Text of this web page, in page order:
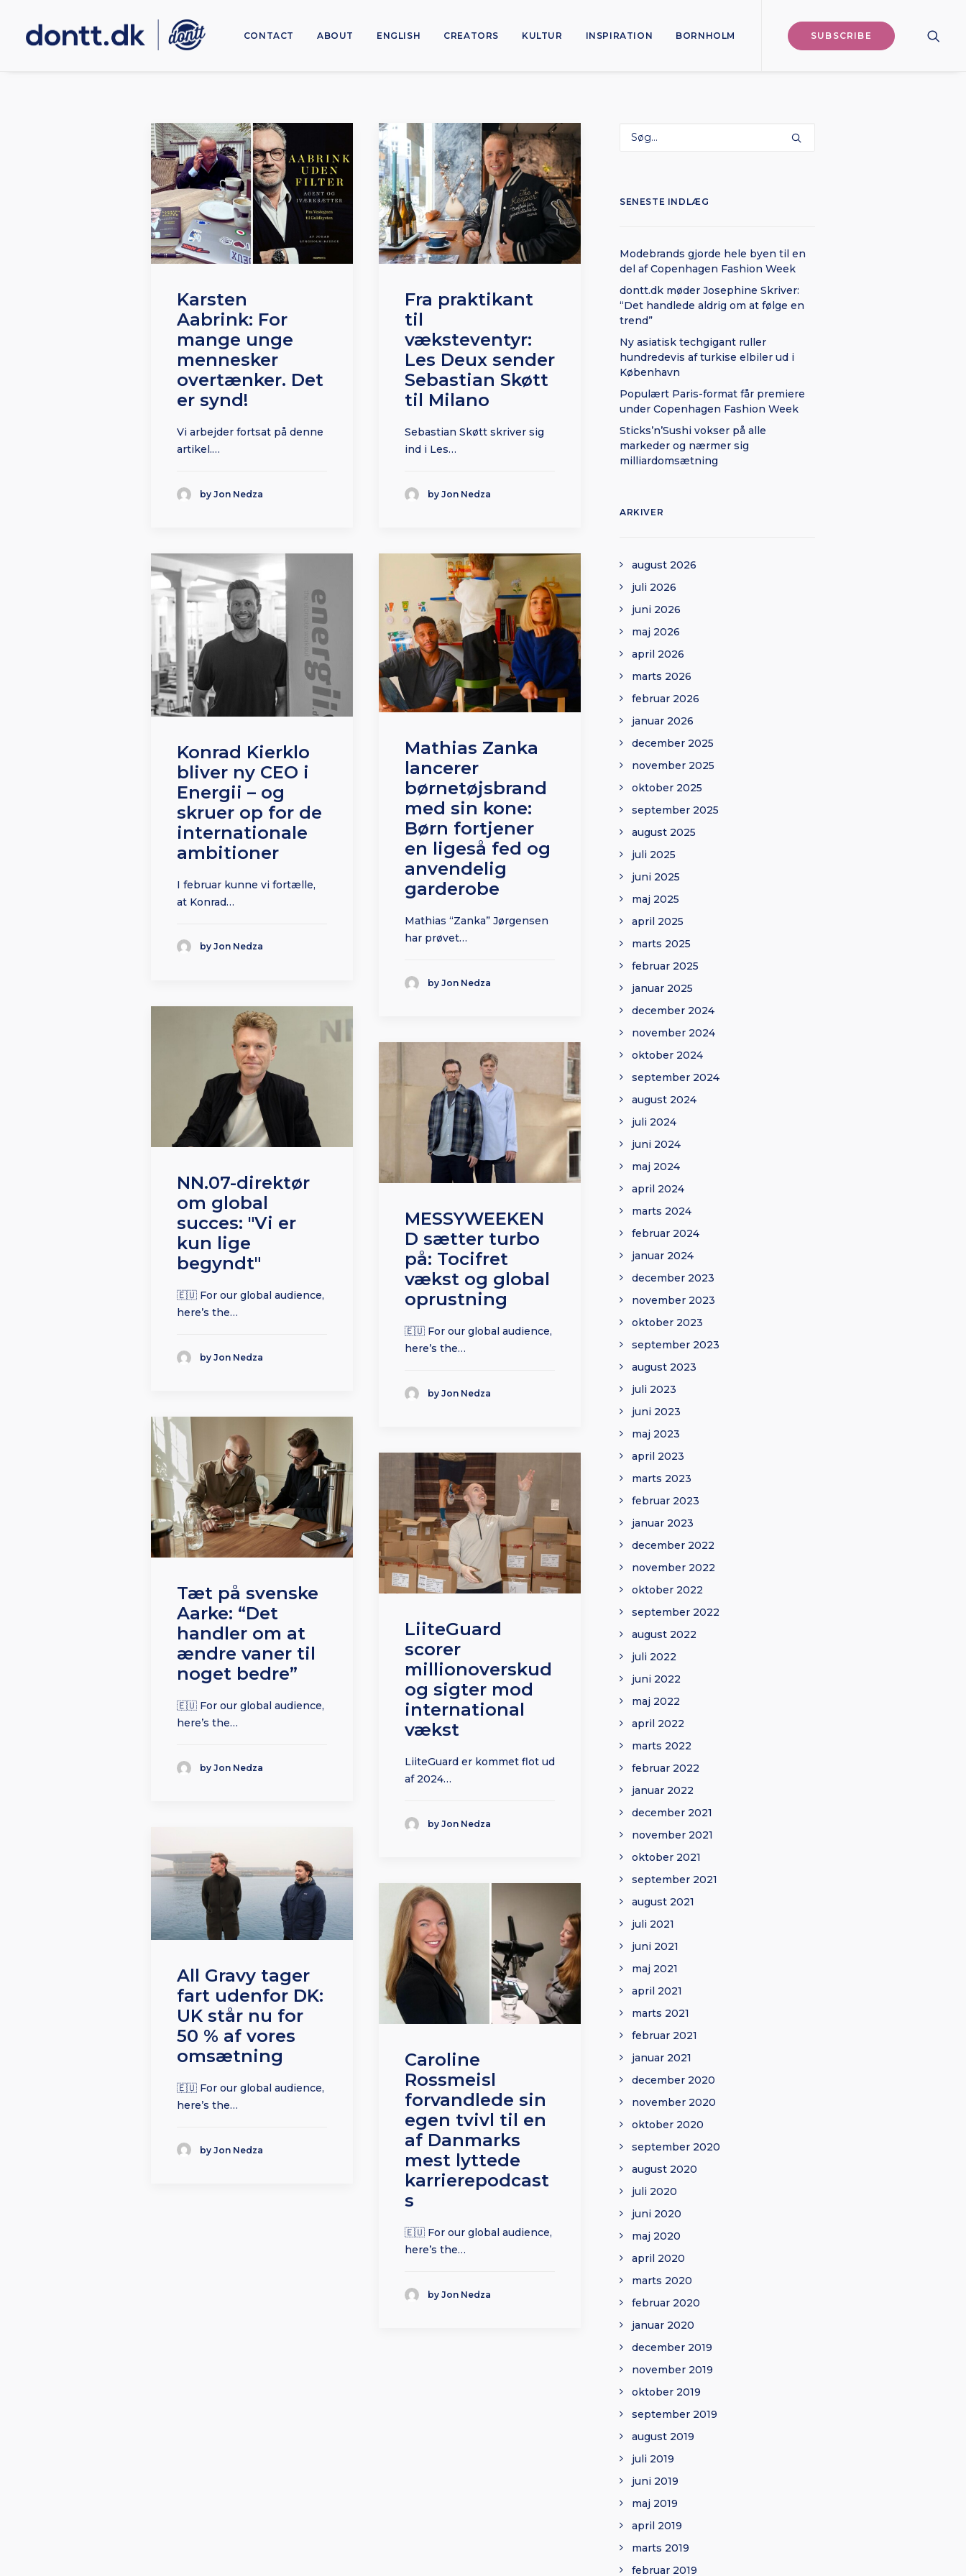
CONTACT ABOUT ENGLISH CREATORS KULTUR INSPIRATION BORNHOLM SUBSCRIBE
Karsten
Aabrink: For
mange unge
mennesker
overtænker. Det
er synd!
Vi arbejder fortsat på denne
artikel.…
by Jon Nedza
Fra praktikant
til
væksteventyr:
Les Deux sender
Sebastian Skøtt
til Milano
Sebastian Skøtt skriver sig
ind i Les…
by Jon Nedza
Konrad Kierklo
bliver ny CEO i
Energii – og
skruer op for de
internationale
ambitioner
I februar kunne vi fortælle,
at Konrad…
by Jon Nedza
Mathias Zanka
lancerer
børnetøjsbrand
med sin kone:
Børn fortjener
en ligeså fed og
anvendelig
garderobe
Mathias “Zanka” Jørgensen
har prøvet…
by Jon Nedza
NN.07-direktør
om global
succes: "Vi er
kun lige
begyndt"
🇪🇺 For our global audience,
here’s the…
by Jon Nedza
MESSYWEEKEN
D sætter turbo
på: Tocifret
vækst og global
oprustning
🇪🇺 For our global audience,
here’s the…
by Jon Nedza
Tæt på svenske
Aarke: “Det
handler om at
ændre vaner til
noget bedre”
🇪🇺 For our global audience,
here’s the…
by Jon Nedza
LiiteGuard
scorer
millionoverskud
og sigter mod
international
vækst
LiiteGuard er kommet flot ud
af 2024…
by Jon Nedza
All Gravy tager
fart udenfor DK:
UK står nu for
50 % af vores
omsætning
🇪🇺 For our global audience,
here’s the…
by Jon Nedza
Caroline
Rossmeisl
forvandlede sin
egen tvivl til en
af Danmarks
mest lyttede
karrierepodcast
s
🇪🇺 For our global audience,
here’s the…
by Jon Nedza
SENESTE INDLÆG
Modebrands gjorde hele byen til en
del af Copenhagen Fashion Week
dontt.dk møder Josephine Skriver:
“Det handlede aldrig om at følge en
trend”
Ny asiatisk techgigant ruller
hundredevis af turkise elbiler ud i
København
Populært Paris-format får premiere
under Copenhagen Fashion Week
Sticks’n’Sushi vokser på alle
markeder og nærmer sig
milliardomsætning
ARKIVER
august 2026
juli 2026
juni 2026
maj 2026
april 2026
marts 2026
februar 2026
januar 2026
december 2025
november 2025
oktober 2025
september 2025
august 2025
juli 2025
juni 2025
maj 2025
april 2025
marts 2025
februar 2025
januar 2025
december 2024
november 2024
oktober 2024
september 2024
august 2024
juli 2024
juni 2024
maj 2024
april 2024
marts 2024
februar 2024
januar 2024
december 2023
november 2023
oktober 2023
september 2023
august 2023
juli 2023
juni 2023
maj 2023
april 2023
marts 2023
februar 2023
januar 2023
december 2022
november 2022
oktober 2022
september 2022
august 2022
juli 2022
juni 2022
maj 2022
april 2022
marts 2022
februar 2022
januar 2022
december 2021
november 2021
oktober 2021
september 2021
august 2021
juli 2021
juni 2021
maj 2021
april 2021
marts 2021
februar 2021
januar 2021
december 2020
november 2020
oktober 2020
september 2020
august 2020
juli 2020
juni 2020
maj 2020
april 2020
marts 2020
februar 2020
januar 2020
december 2019
november 2019
oktober 2019
september 2019
august 2019
juli 2019
juni 2019
maj 2019
april 2019
marts 2019
februar 2019